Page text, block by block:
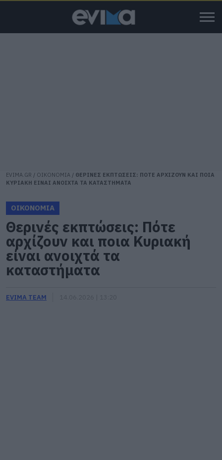
EVIMA.GR / ΟΙΚΟΝΟΜΙΑ / ΘΕΡΙΝΕΣ ΕΚΠΤΩΣΕΙΣ: ΠΟΤΕ ΑΡΧΙΖΟΥΝ ΚΑΙ ΠΟΙΑ
ΚΥΡΙΑΚΗ ΕΙΝΑΙ ΑΝΟΙΧΤΑ ΤΑ ΚΑΤΑΣΤΗΜΑΤΑ
ΟΙΚΟΝΟΜΙΑ
Θερινές εκπτώσεις: Πότε
αρχίζουν και ποια Κυριακή
είναι ανοιχτά τα
καταστήματα
EVIMA TEAM